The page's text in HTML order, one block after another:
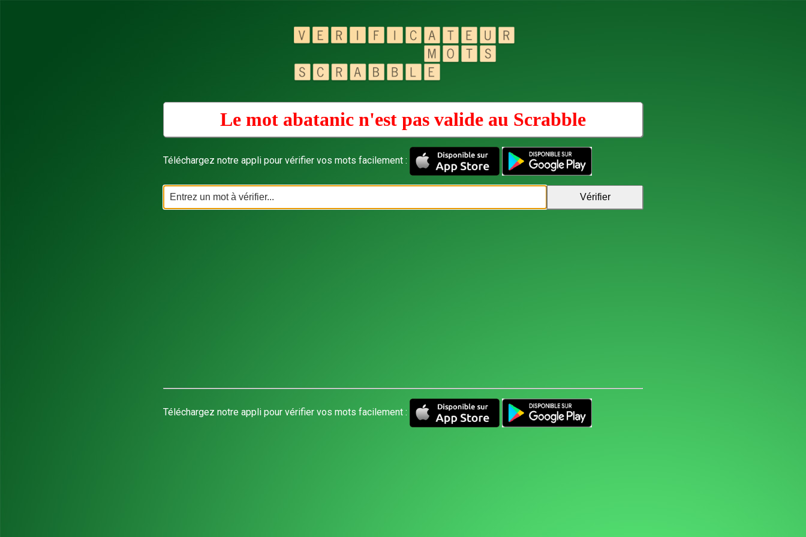
Le mot abatanic n'est pas valide au Scrabble
Téléchargez notre appli pour vérifier vos mots facilement :
Téléchargez notre appli pour vérifier vos mots facilement :